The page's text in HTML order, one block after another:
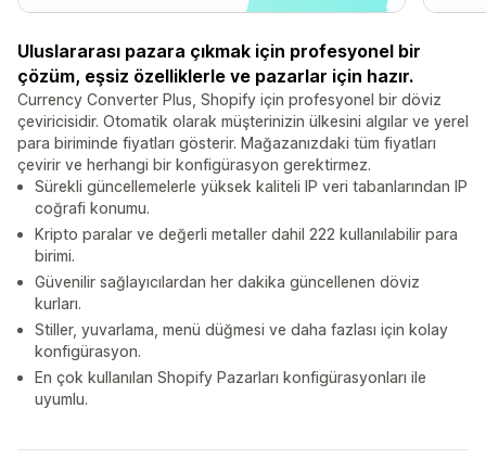
Uluslararası pazara çıkmak için profesyonel bir
çözüm, eşsiz özelliklerle ve pazarlar için hazır.
Currency Converter Plus, Shopify için profesyonel bir döviz
çeviricisidir. Otomatik olarak müşterinizin ülkesini algılar ve yerel
para biriminde fiyatları gösterir. Mağazanızdaki tüm fiyatları
çevirir ve herhangi bir konfigürasyon gerektirmez.
Sürekli güncellemelerle yüksek kaliteli IP veri tabanlarından IP
coğrafi konumu.
Kripto paralar ve değerli metaller dahil 222 kullanılabilir para
birimi.
Güvenilir sağlayıcılardan her dakika güncellenen döviz
kurları.
Stiller, yuvarlama, menü düğmesi ve daha fazlası için kolay
konfigürasyon.
En çok kullanılan Shopify Pazarları konfigürasyonları ile
uyumlu.